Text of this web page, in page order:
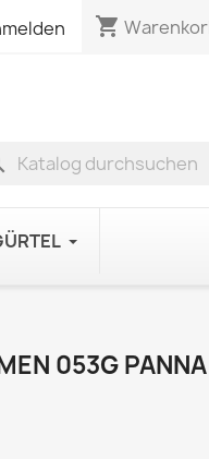
shopping_cart
053G PANNA